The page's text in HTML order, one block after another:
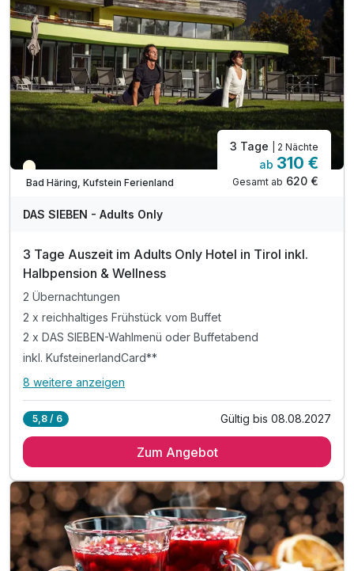
inkl. Innen-Pool, Saunen & Dampfbäder
inkl. Schneedusche, Eisregengang & Eisbrunnen
inkl. Badetasche mit Bademäntel & Slipper
inkl. W-LAN Nutzung & Parkplatz
WAR
202
Teilweise ausgelastet
Bad Häring, Kufstein Ferienland
3 Tage | 2 Nächte
ab 310 €
Gesamt ab 620 €
DAS SIEBEN - Adults Only
3 Tage Auszeit im Adults Only Hotel in Tirol inkl.
Halbpension & Wellness
2 Übernachtungen
2 x reichhaltiges Frühstück vom Buffet
2 x DAS SIEBEN-Wahlmenü oder Buffetabend
inkl. KufsteinerlandCard**
Alle Inklusivleistungen
2 x reichhaltiges Frühstück vom Buffet
inkl. KufsteinerlandCard**
inkl. Nutzung der Sauna- & Badelandschaft*
inkl. Teilnahme am Aktiv- und Entspannungsprogramm
inkl. Nutzung des Fitnessstudios
8 weitere anzeigen
5,8 / 6 Gültig bis 08.08.2027
Zum Angebot